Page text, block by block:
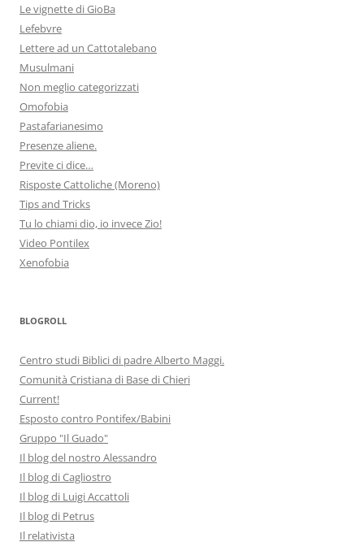
Le vignette di GioBa
Lefebvre
Lettere ad un Cattotalebano
Musulmani
Non meglio categorizzati
Omofobia
Pastafarianesimo
Presenze aliene.
Previte ci dice…
Risposte Cattoliche (Moreno)
Tips and Tricks
Tu lo chiami dio, io invece Zio!
Video Pontilex
Xenofobia
BLOGROLL
Centro studi Biblici di padre Alberto Maggi.
Comunità Cristiana di Base di Chieri
Current!
Esposto contro Pontifex/Babini
Gruppo "Il Guado"
Il blog del nostro Alessandro
Il blog di Cagliostro
Il blog di Luigi Accattoli
Il blog di Petrus
Il relativista